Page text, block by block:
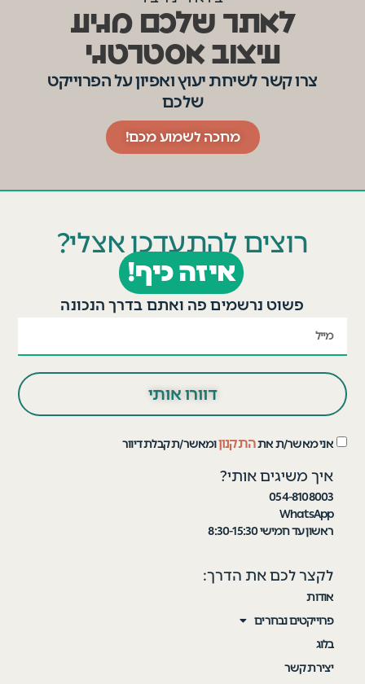
לאתר שלכם מגיע
עיצוב אסטרטגי
צרו קשר לשיחת יעוץ ואפיון על הפרוייקט
שלכם
מחכה לשמוע מכם!
לקצר לכם את הדרך:
פרוייקטים נבחרים
יצירת קשר
איך משיגים אותי?
054-8108003
WhatsApp
ראשון עד חמישי 8:30-15:30
רוצים להתעדכן אצלי?
איזה כיף!
פשוט נרשמים פה ואתם בדרך הנכונה
אני מאשר/ת אתהתקנוןומאשר/ת קבלת דיוור
דוורו אותי